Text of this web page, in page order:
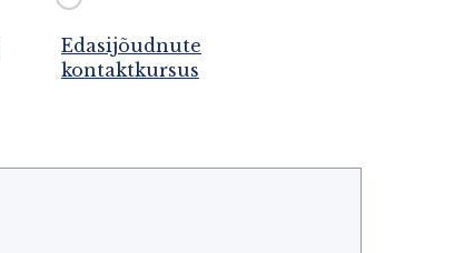
Edasijõudnute
kontaktkursus